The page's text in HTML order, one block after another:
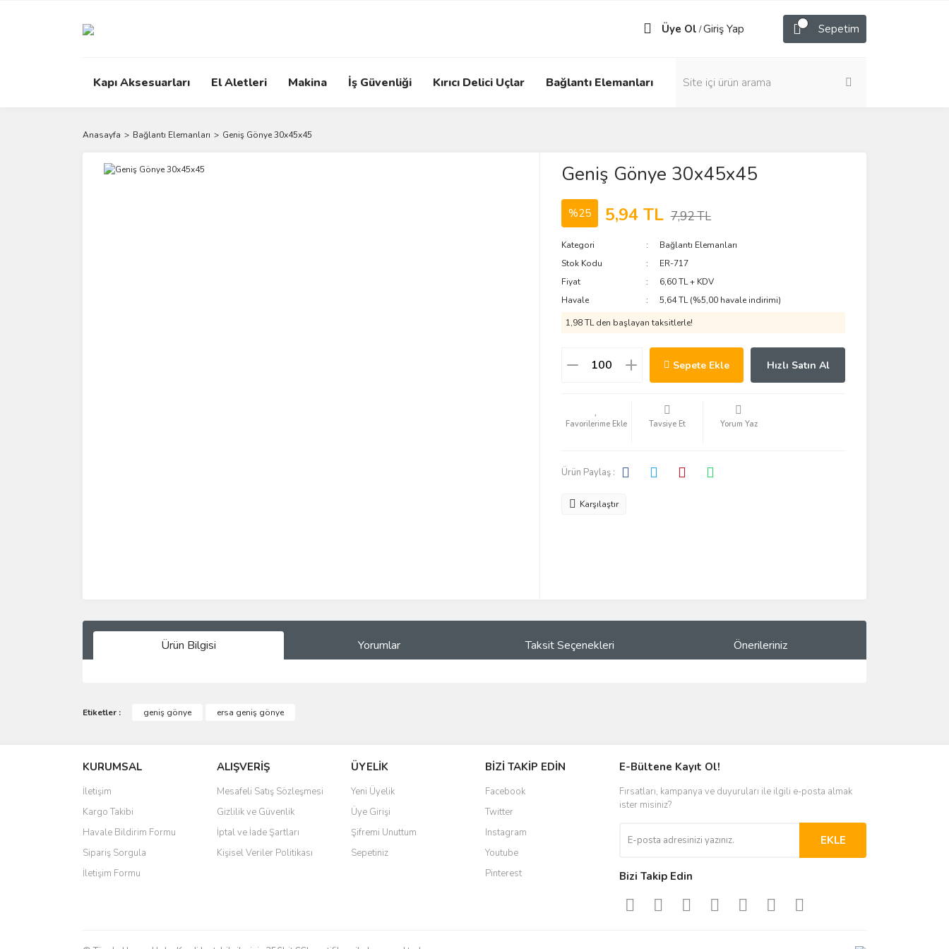
Üye Ol /Giriş Yap Sepetim
Kapı Aksesuarları El Aletleri Makina İş Güvenliği Kırıcı Delici Uçlar Bağlantı Elemanları
Anasayfa Bağlantı Elemanları Geniş Gönye 30x45x45
Geniş Gönye 30x45x45
%25 5,94 TL 7,92 TL
Kategori
Bağlantı Elemanları
Stok Kodu
ER-717
Fiyat
6,60 TL + KDV
Havale
5,64 TL (%5,00 havale indirimi)
1,98 TL den başlayan taksitlerle!
Sepete Ekle Hızlı Satın Al
Tavsiye Et Yorum Yaz
Ürün Paylaş :
Karşılaştır
Ürün Bilgisi Yorumlar Taksit Seçenekleri Önerileriniz
Yorum Yaz
Görüş ve önerileriniz için teşekkür ederiz.
Ürün açıklamasında eksik bilgiler bulunuyor.
Ürün bilgilerinde hatalar bulunuyor.
Ürün fiyatı diğer sitelerden daha pahalı.
Bu ürüne benzer farklı alternatifler olmalı.
Etiketler : geniş gönye ersa geniş gönye
KURUMSAL
İletişim
Kargo Takibi
Havale Bildirim Formu
Sipariş Sorgula
İletişim Formu
ALIŞVERİŞ
Mesafeli Satış Sözleşmesi
Gizlilik ve Güvenlik
İptal ve İade Şartları
Kişisel Veriler Politikası
ÜYELİK
Yeni Üyelik
Üye Girişi
Şifremi Unuttum
Sepetiniz
BİZİ TAKİP EDİN
Facebook
Twitter
Instagram
Youtube
Pinterest
E-Bültene Kayıt Ol!
Fırsatları, kampanya ve duyuruları ile ilgili e-posta almak
ister misiniz?
EKLE
Bizi Takip Edin